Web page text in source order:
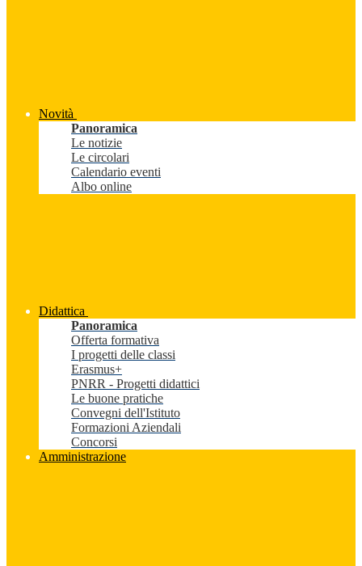
Novità
Panoramica
Le notizie
Le circolari
Calendario eventi
Albo online
Didattica
Panoramica
Offerta formativa
I progetti delle classi
Erasmus+
PNRR - Progetti didattici
Le buone pratiche
Convegni dell'Istituto
Formazioni Aziendali
Concorsi
Amministrazione